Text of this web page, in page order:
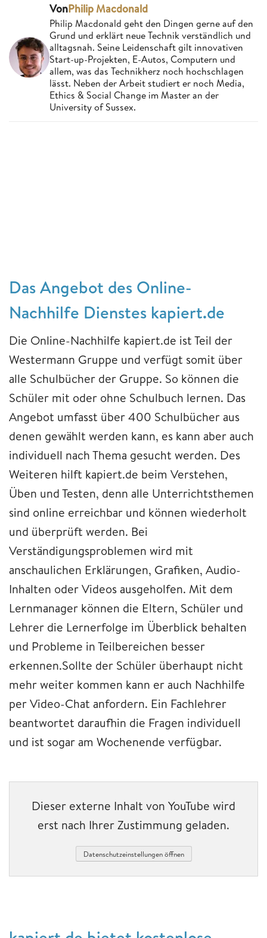
VonPhilip Macdonald
Philip Macdonald geht den Dingen gerne auf den
Grund und erklärt neue Technik verständlich und
alltagsnah. Seine Leidenschaft gilt innovativen
Start-up-Projekten, E-Autos, Computern und
allem, was das Technikherz noch hochschlagen
lässt. Neben der Arbeit studiert er noch Media,
Ethics & Social Change im Master an der
University of Sussex.
Das Angebot des Online-
Nachhilfe Dienstes kapiert.de
Die Online-Nachhilfe kapiert.de ist Teil der
Westermann Gruppe und verfügt somit über
alle Schulbücher der Gruppe. So können die
Schüler mit oder ohne Schulbuch lernen. Das
Angebot umfasst über 400 Schulbücher aus
denen gewählt werden kann, es kann aber auch
individuell nach Thema gesucht werden. Des
Weiteren hilft kapiert.de beim Verstehen,
Üben und Testen, denn alle Unterrichtsthemen
sind online erreichbar und können wiederholt
und überprüft werden. Bei
Verständigungsproblemen wird mit
anschaulichen Erklärungen, Grafiken, Audio-
Inhalten oder Videos ausgeholfen. Mit dem
Lernmanager können die Eltern, Schüler und
Lehrer die Lernerfolge im Überblick behalten
und Probleme in Teilbereichen besser
erkennen.Sollte der Schüler überhaupt nicht
mehr weiter kommen kann er auch Nachhilfe
per Video-Chat anfordern. Ein Fachlehrer
beantwortet daraufhin die Fragen individuell
und ist sogar am Wochenende verfügbar.
Dieser externe Inhalt von YouTube wird
erst nach Ihrer Zustimmung geladen.
Datenschutzeinstellungen öffnen